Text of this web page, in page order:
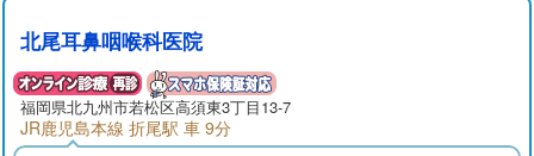
北尾耳鼻咽喉科医院
福岡県北九州市若松区高須東3丁目13-7
JR鹿児島本線 折尾駅 車 9分